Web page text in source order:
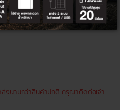
บิล 5%
ส่งนานกว่าสินค้าปกติ กรุณาติดต่อเจ้า